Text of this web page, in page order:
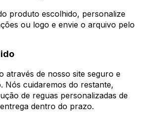
produto escolhido, personalize
ou logo e envie o arquivo pelo
através de nosso site seguro e
Nós cuidaremos do restante,
de reguas personalizadas de
dentro do prazo.